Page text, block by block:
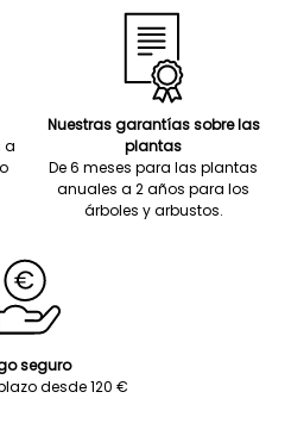
a
Nuestras garantías sobre las
plantas
De 6 meses para las plantas
anuales a 2 años para los
árboles y arbustos.
seguro
desde 120 €